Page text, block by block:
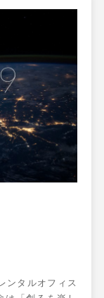
ンタルオフィス